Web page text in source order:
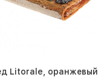
Litorale, оранжевый